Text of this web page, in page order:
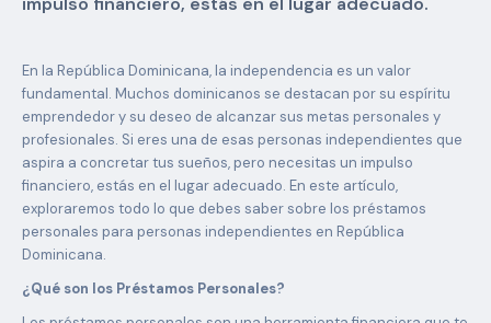
En la República Dominicana, la independencia es un valor
fundamental. Muchos dominicanos se destacan por su espíritu
emprendedor y su deseo de alcanzar sus metas personales y
profesionales. Si eres una de esas personas independientes que
aspira a concretar tus sueños, pero necesitas un impulso
financiero, estás en el lugar adecuado. En este artículo,
exploraremos todo lo que debes saber sobre los préstamos
personales para personas independientes en República
Dominicana.
¿Qué son los Préstamos Personales?